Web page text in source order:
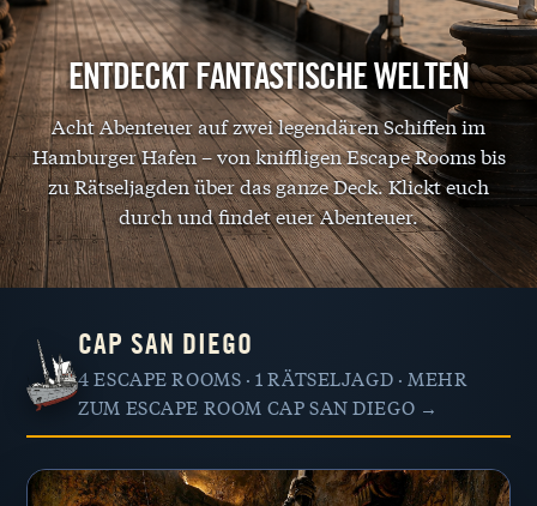
KINDERGEBURTSTAG
GUTSCHEINE
FAQ
KONTAKT
ENTDECKT FANTASTISCHE WELTEN
Acht Abenteuer auf zwei legendären Schiffen im
Hamburger Hafen – von kniffligen Escape Rooms bis
zu Rätseljagden über das ganze Deck. Klickt euch
durch und findet euer Abenteuer.
CAP SAN DIEGO
4 ESCAPE ROOMS · 1 RÄTSELJAGD · MEHR
ZUM ESCAPE ROOM CAP SAN DIEGO →